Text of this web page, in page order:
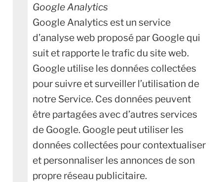
Google Analytics
Google Analytics est un service
d’analyse web proposé par Google qui
suit et rapporte le trafic du site web.
Google utilise les données collectées
pour suivre et surveiller l’utilisation de
notre Service. Ces données peuvent
être partagées avec d’autres services
de Google. Google peut utiliser les
données collectées pour contextualiser
et personnaliser les annonces de son
propre réseau publicitaire.